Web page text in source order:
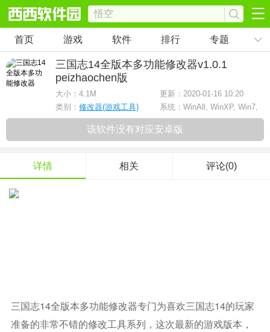
首页 游戏 软件 排行 专题
三国志14全版本多功能修改器v1.0.1
peizhaochen版
大小： 4.1M
更新：2020-01-16 10:20
类别： 修改器(游戏工具)
系统：WinAll, WinXP, Win7,
win8
该软件没有对应安卓版
详情 相关 评论(0)
三国志14全版本多功能修改器专门为喜欢三国志14的玩家
准备的非常不错的修改工具系列，这次最新的游戏版本，